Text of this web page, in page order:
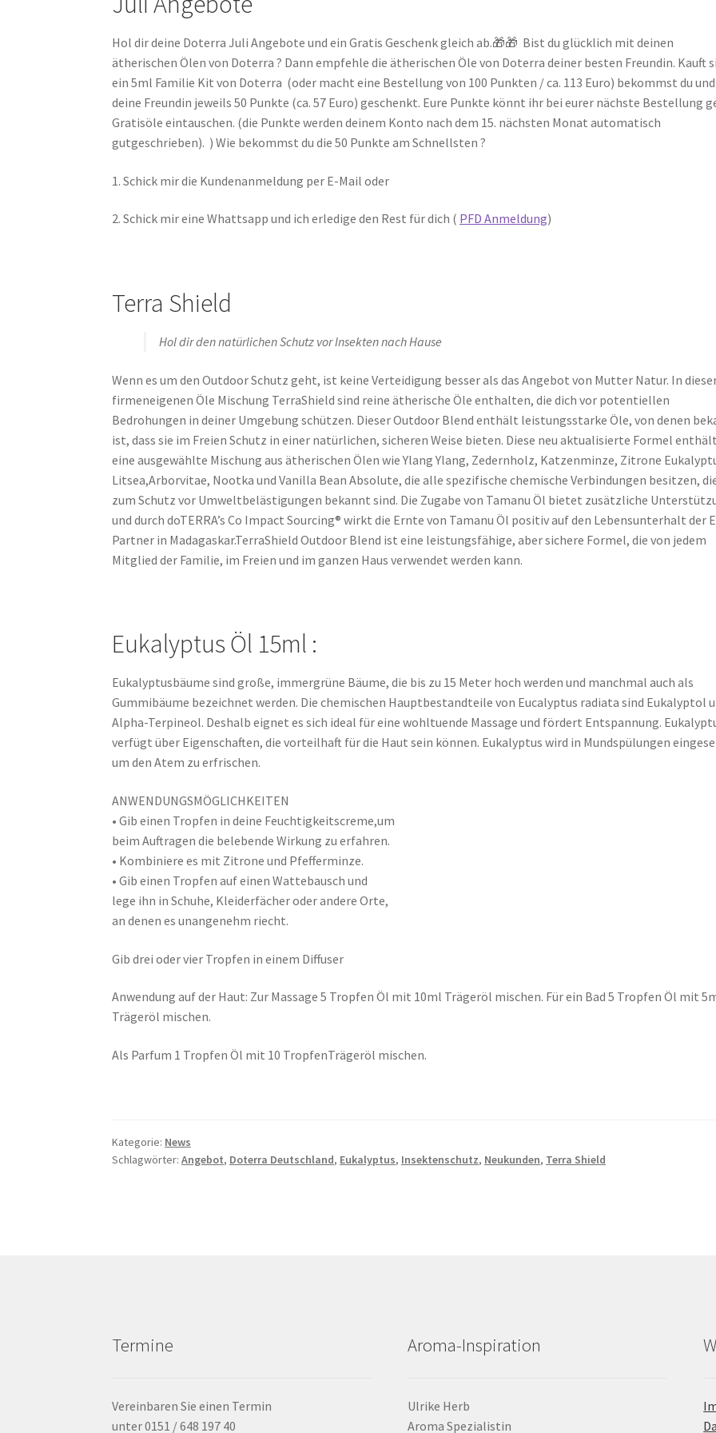
Hol dir deine Doterra Juli Angebote und ein Gratis Geschenk gleich ab.🎁🎁 Bist du glücklich mit deinen
ätherischen Ölen von Doterra ? Dann empfehle die ätherischen Öle von Doterra deiner besten Freundin. Kauft
ein 5ml Familie Kit von Doterra (oder macht eine Bestellung von 100 Punkten / ca. 113 Euro) bekommst du und
deine Freundin jeweils 50 Punkte (ca. 57 Euro) geschenkt. Eure Punkte könnt ihr bei eurer nächste Bestellung
Gratisöle eintauschen. (die Punkte werden deinem Konto nach dem 15. nächsten Monat automatisch
gutgeschrieben). ) Wie bekommst du die 50 Punkte am Schnellsten ?
1. Schick mir die Kundenanmeldung per E-Mail oder
2. Schick mir eine Whattsapp und ich erledige den Rest für dich ( PFD Anmeldung)
Terra Shield
Hol dir den natürlichen Schutz vor Insekten nach Hause
Wenn es um den Outdoor Schutz geht, ist keine Verteidigung besser als das Angebot von Mutter Natur. In
firmeneigenen Öle Mischung TerraShield sind reine ätherische Öle enthalten, die dich vor potentiellen
Bedrohungen in deiner Umgebung schützen. Dieser Outdoor Blend enthält leistungsstarke Öle, von denen
ist, dass sie im Freien Schutz in einer natürlichen, sicheren Weise bieten. Diese neu aktualisierte Formel enthält
eine ausgewählte Mischung aus ätherischen Ölen wie Ylang Ylang, Zedernholz, Katzenminze, Zitrone
Litsea,Arborvitae, Nootka und Vanilla Bean Absolute, die alle spezifische chemische Verbindungen besitzen,
zum Schutz vor Umweltbelästigungen bekannt sind. Die Zugabe von Tamanu Öl bietet zusätzliche
und durch doTERRA’s Co Impact Sourcing® wirkt die Ernte von Tamanu Öl positiv auf den Lebensunterhalt der
Partner in Madagaskar.TerraShield Outdoor Blend ist eine leistungsfähige, aber sichere Formel, die von jedem
Mitglied der Familie, im Freien und im ganzen Haus verwendet werden kann.
Eukalyptus Öl 15ml :
Eukalyptusbäume sind große, immergrüne Bäume, die bis zu 15 Meter hoch werden und manchmal auch als
Gummibäume bezeichnet werden. Die chemischen Hauptbestandteile von Eucalyptus radiata sind Eukalyptol
Alpha-Terpineol. Deshalb eignet es sich ideal für eine wohltuende Massage und fördert Entspannung.
verfügt über Eigenschaften, die vorteilhaft für die Haut sein können. Eukalyptus wird in Mundspülungen
um den Atem zu erfrischen.
ANWENDUNGSMÖGLICHKEITEN
• Gib einen Tropfen in deine Feuchtigkeitscreme,um
beim Auftragen die belebende Wirkung zu erfahren.
• Kombiniere es mit Zitrone und Pfefferminze.
• Gib einen Tropfen auf einen Wattebausch und
lege ihn in Schuhe, Kleiderfächer oder andere Orte,
an denen es unangenehm riecht.
Gib drei oder vier Tropfen in einem Diffuser
Anwendung auf der Haut: Zur Massage 5 Tropfen Öl mit 10ml Trägeröl mischen. Für ein Bad 5 Tropfen Öl mit
Trägeröl mischen.
Als Parfum 1 Tropfen Öl mit 10 TropfenTrägeröl mischen.
Kategorie: News
Schlagwörter:Angebot, Doterra Deutschland, Eukalyptus, Insektenschutz, Neukunden, Terra Shield
Termine
Vereinbaren Sie einen Termin
unter 0151 / 648 197 40
Aroma-Inspiration
Ulrike Herb
Aroma Spezialistin